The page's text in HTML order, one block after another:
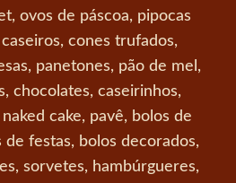
ovos de páscoa, pipocas
cones trufados,
panetones, pão de mel,
chocolates, caseirinhos,
cake, pavê, bolos de
de festas, bolos decorados,
sorvetes, hambúrgueres,